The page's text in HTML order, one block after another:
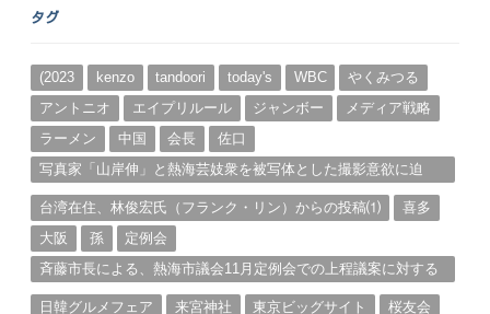
カ
ブ
タグ
(2023 kenzo tandoori today's WBC
やくみつる
アントニオ
エイプリルール ジャンボー
メディア戦略
ラーメン
中国 会長
佐口
写真家「山岸伸」と熱海芸妓衆を被写体とした撮影意欲に迫
台湾在住、林俊宏氏（フランク・リン）からの投稿⑴
喜多
大阪
孫
定例会
斉藤市長による、熱海市議会11月定例会での上程議案に対する
日韓グルメフェア
来宮神社 東京ビッグサイト 桜友会